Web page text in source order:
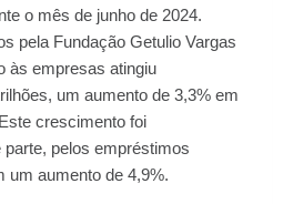
o mês de junho de 2024.
pela Fundação Getulio Vargas
às empresas atingiu
um aumento de 3,3% em
crescimento foi
pelos empréstimos
um aumento de 4,9%.